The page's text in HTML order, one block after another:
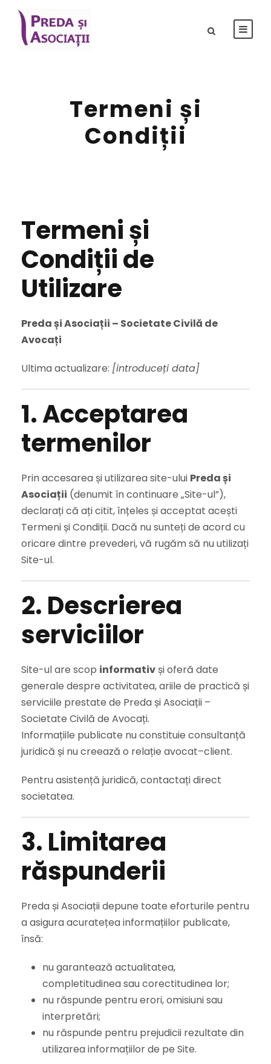
Termeni și
Condiții
Termeni și
Condiții de
Utilizare
Preda și Asociații – Societate Civilă de
Avocați
Ultima actualizare: [introduceți data]
1. Acceptarea
termenilor
Prin accesarea și utilizarea site-ului Preda și
Asociații (denumit în continuare „Site-ul”),
declarați că ați citit, înțeles și acceptat acești
Termeni și Condiții. Dacă nu sunteți de acord cu
oricare dintre prevederi, vă rugăm să nu utilizați
Site-ul.
2. Descrierea
serviciilor
Site-ul are scop informativ și oferă date
generale despre activitatea, ariile de practică și
serviciile prestate de Preda și Asociații –
Societate Civilă de Avocați.
Informațiile publicate nu constituie consultanță
juridică și nu creează o relație avocat–client.
Pentru asistență juridică, contactați direct
societatea.
3. Limitarea
răspunderii
Preda și Asociații depune toate eforturile pentru
a asigura acuratețea informațiilor publicate,
însă:
nu garantează actualitatea,
completitudinea sau corectitudinea lor;
nu răspunde pentru erori, omisiuni sau
interpretări;
nu răspunde pentru prejudicii rezultate din
utilizarea informațiilor de pe Site.